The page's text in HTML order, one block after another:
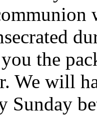
the
We will
Sunday